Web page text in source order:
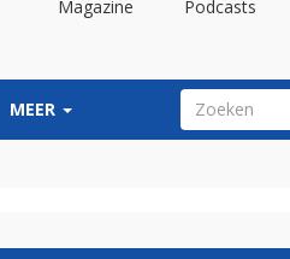
Magazine Podcasts
MEER ZOEKVELD